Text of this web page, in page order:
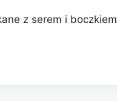
z serem i boczkiem